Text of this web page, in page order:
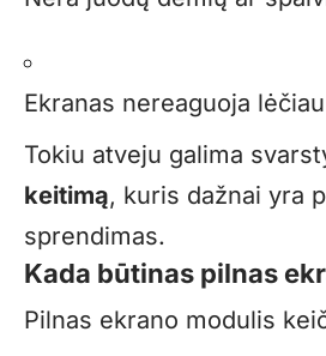
Ekranas nereaguoja
Tokiu atveju galima
keitimą, kuris dažnai yra
sprendimas.
Kada būtinas pilnas
Pilnas ekrano modulis